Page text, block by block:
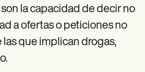
la capacidad de decir no
a ofertas o peticiones no
que implican drogas,